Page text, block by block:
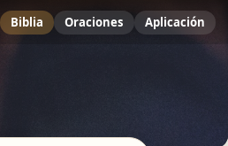
Biblia Oraciones Aplicación